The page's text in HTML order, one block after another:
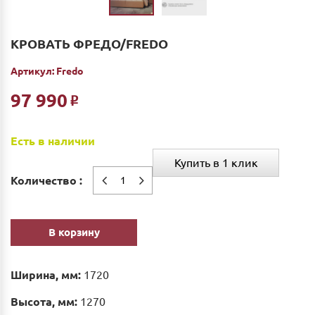
КРОВАТЬ ФРЕДО/FREDO
Артикул: Fredo
97 990 Р
Есть в наличии
Количество :
В корзину
Купить в 1 клик
Ширина, мм: 1720
Высота, мм: 1270